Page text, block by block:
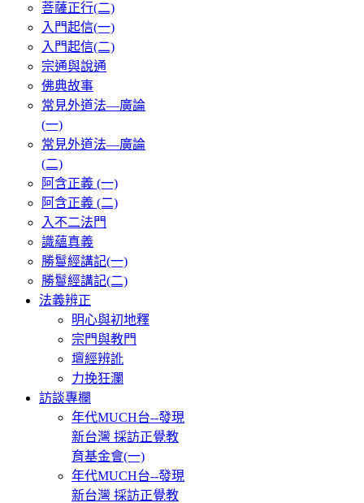
菩薩正行(二)
入門起信(一)
入門起信(二)
宗通與說通
佛典故事
常見外道法—廣論
(一)
常見外道法—廣論
(二)
阿含正義 (一)
阿含正義 (二)
入不二法門
識蘊真義
勝鬘經講記(一)
勝鬘經講記(二)
法義辨正
明心與初地釋
宗門與教門
壇經辨訛
力挽狂瀾
訪談專欄
年代MUCH台--發現
新台灣 採訪正覺教
育基金會(一)
年代MUCH台--發現
新台灣 採訪正覺教